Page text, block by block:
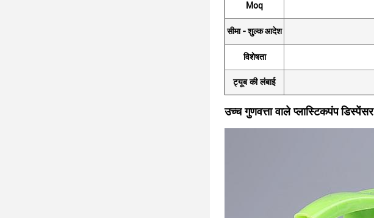
Moq
सीमा - शुल्क आदेश
विशेषता
ट्यूब की लंबाई
उच्च गुणवत्ता वाले प्लास्टिकपंप डिस्पेंसर